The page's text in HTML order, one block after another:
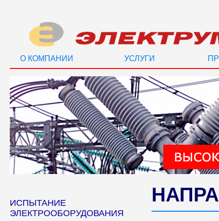
О КОМПАНИИ УСЛУГИ
ИСПЫТАНИЕ
ЭЛЕКТРООБОРУДОВАНИЯ